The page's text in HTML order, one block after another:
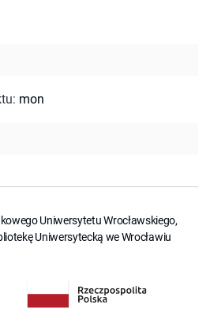
: mon
Uniwersytetu Wrocławskiego,
Uniwersytecką we Wrocławiu